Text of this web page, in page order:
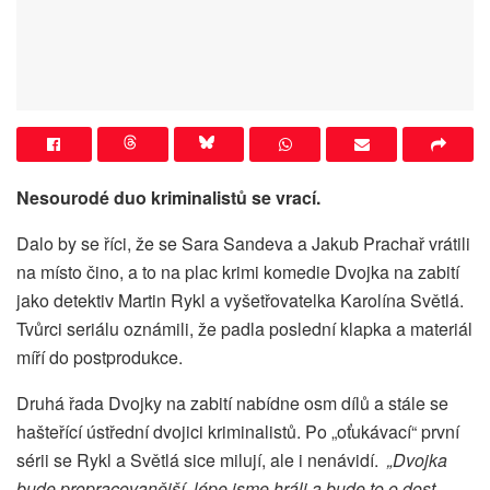
Nesourodé duo kriminalistů se vrací.
Dalo by se říci, že se Sara Sandeva a Jakub Prachař vrátili
na místo čino, a to na plac krimi komedie Dvojka na zabití
jako detektiv Martin Rykl a vyšetřovatelka Karolína Světlá.
Tvůrci seriálu oznámili, že padla poslední klapka a materiál
míří do postprodukce.
Druhá řada Dvojky na zabití nabídne osm dílů a stále se
hašteřící ústřední dvojici kriminalistů. Po „oťukávací“ první
sérii se Rykl a Světlá sice milují, ale i nenávidí. „Dvojka